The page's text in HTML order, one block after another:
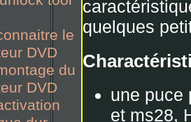
le
DVD
du
DVD
quelques
une puce
et ms28,